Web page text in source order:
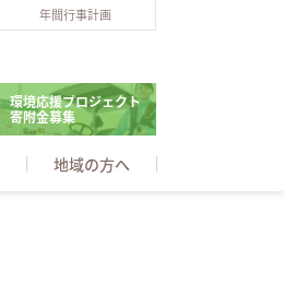
年間行事計画
環境応援プロジェクト
寄附金募集
地域の方へ